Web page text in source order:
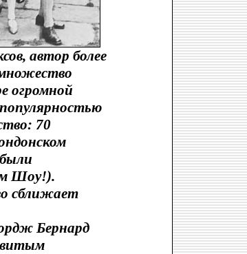
автор более
огромной
70
Шоу!).
сближает
Бернард